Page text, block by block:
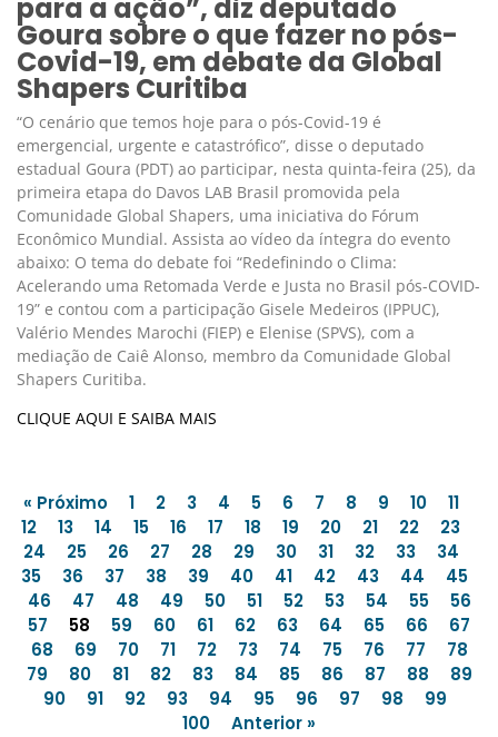
para a ação”, diz deputado
Goura sobre o que fazer no pós-
Covid-19, em debate da Global
Shapers Curitiba
“O cenário que temos hoje para o pós-Covid-19 é
emergencial, urgente e catastrófico”, disse o deputado
estadual Goura (PDT) ao participar, nesta quinta-feira (25), da
primeira etapa do Davos LAB Brasil promovida pela
Comunidade Global Shapers, uma iniciativa do Fórum
Econômico Mundial. Assista ao vídeo da íntegra do evento
abaixo: O tema do debate foi “Redefinindo o Clima:
Acelerando uma Retomada Verde e Justa no Brasil pós-COVID-
19” e contou com a participação Gisele Medeiros (IPPUC),
Valério Mendes Marochi (FIEP) e Elenise (SPVS), com a
mediação de Caiê Alonso, membro da Comunidade Global
Shapers Curitiba.
CLIQUE AQUI E SAIBA MAIS
« Próximo 1 2 3 4 5 6 7 8 9 10
11
12
13 14 15 16 17 18 19 20 21 22
23
24
25 26 27 28 29 30 31 32 33
34
35
36 37 38 39 40 41 42 43 44
45
46
47 48 49 50 51 52 53 54 55
56
57
58 59 60 61 62 63 64 65 66
67
68
69 70 71 72 73 74 75 76 77
78
79
80 81 82 83 84 85 86 87 88
89
90
91 92 93 94 95 96 97 98
99
100
Anterior »